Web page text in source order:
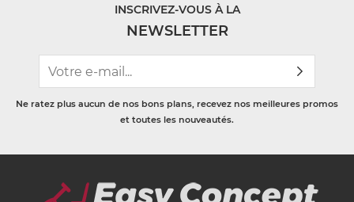
INSCRIVEZ-VOUS À LA
NEWSLETTER
Ne ratez plus aucun de nos bons plans, recevez nos meilleures promos
et toutes les nouveautés.